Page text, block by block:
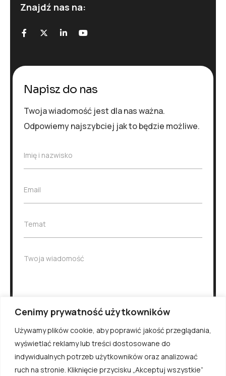
Cenimy prywatność użytkowników
Używamy plików cookie, aby poprawić jakość przeglądania,
wyświetlać reklamy lub treści dostosowane do
indywidualnych potrzeb użytkowników oraz analizować
ruch na stronie. Kliknięcie przycisku „Akceptuj wszystkie”
Znajdź nas na:
Napisz do nas
Twoja wiadomość jest dla nas ważna.
Odpowiemy najszybciej jak to będzie możliwe.
I
i
n
z
i
k
Imię i nazwisko
E
l
*
Email
T
t
Temat
W
o
ć
Twoja wiadomość
Wiadomość
Wyślij